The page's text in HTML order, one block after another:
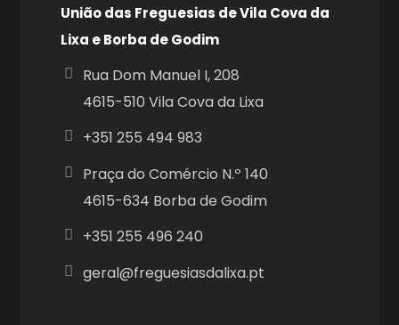
União das Freguesias de Vila Cova da
Lixa e Borba de Godim
Rua Dom Manuel I, 208
4615-510 Vila Cova da Lixa
+351255 494 983
Praça do Comércio N.º 140
4615-634 Borba de Godim
+351255 496 240
geral@freguesiasdalixa.pt